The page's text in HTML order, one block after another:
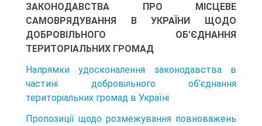
ЗАКОНОДАВСТВА ПРО МІСЦЕВЕ
САМОВРЯДУВАННЯ В УКРАЇНИ ЩОДО
ДОБРОВІЛЬНОГО ОБ'ЄДНАННЯ
ТЕРИТОРІАЛЬНИХ ГРОМАД
Напрямки удосконалення законодавства в
частині добровільного об'єднання
територіальних громад в Україні
Пропозиції щодо розмежування повноважень